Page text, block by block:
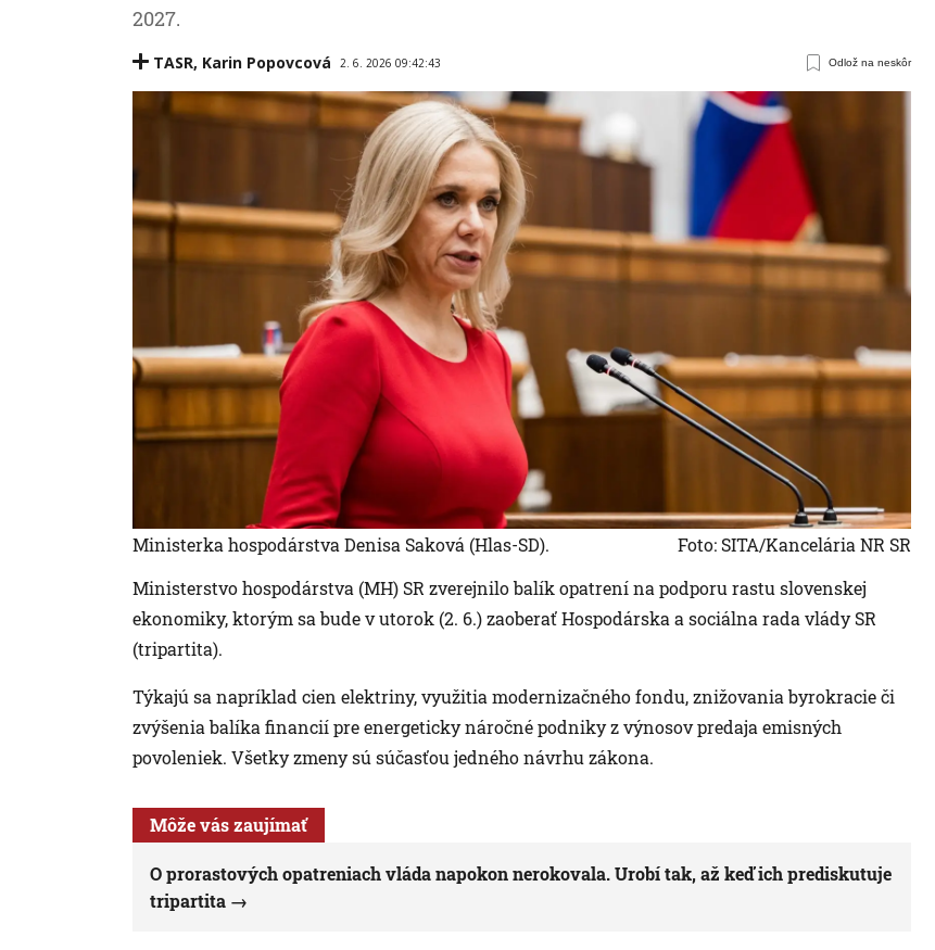
2027.
TASR, Karin Popovcová 2. 6. 2026 09:42:43 Odlož na neskôr
Ministerka hospodárstva Denisa Saková (Hlas-SD).
Foto: SITA/Kancelária NR SR
Ministerstvo hospodárstva (MH) SR zverejnilo balík opatrení na podporu rastu slovenskej
ekonomiky, ktorým sa bude v utorok (2. 6.) zaoberať Hospodárska a sociálna rada vlády SR
(tripartita).
Týkajú sa napríklad cien elektriny, využitia modernizačného fondu, znižovania byrokracie či
zvýšenia balíka financií pre energeticky náročné podniky z výnosov predaja emisných
povoleniek. Všetky zmeny sú súčasťou jedného návrhu zákona.
Môže vás zaujímať
O prorastových opatreniach vláda napokon nerokovala. Urobí tak, až keď ich prediskutuje
tripartita